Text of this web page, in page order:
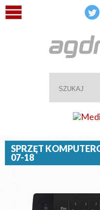
SPRZĘT
07-18